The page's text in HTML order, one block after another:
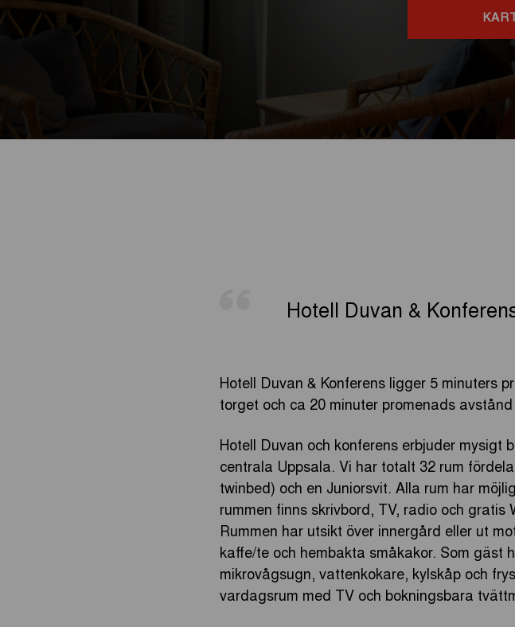
Hotell Duvan &
Hotell Duvan & Konferens ligger 5 minuters
torget och ca 20 minuter promenads
Hotell Duvan och konferens erbjuder mysigt
centrala Uppsala. Vi har totalt 32 rum
twinbed) och en Juniorsvit. Alla rum har
rummen finns skrivbord, TV, radio och
Rummen har utsikt över innergård eller ut
kaffe/te och hembakta småkakor. Som gäst
mikrovågsugn, vattenkokare, kylskåp och
vardagsrum med TV och bokningsbara